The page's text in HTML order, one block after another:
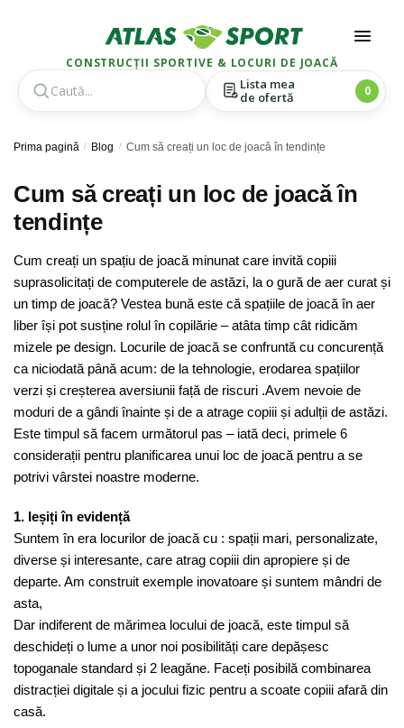
CONSTRUCȚII SPORTIVE & LOCURI DE JOACĂ
Lista mea
de ofertă
0
Prima pagină / Blog / Cum să creați un loc de joacă în tendințe
Cum să creați un loc de joacă în
tendințe
Cum creați un spațiu de joacă minunat care invită copiii
suprasolicitați de computerele de astăzi, la o gură de aer curat și
un timp de joacă? Vestea bună este că spațiile de joacă în aer
liber își pot susține rolul în copilărie – atâta timp cât ridicăm
mizele pe design. Locurile de joacă se confruntă cu concurență
ca niciodată până acum: de la tehnologie, erodarea spațiilor
verzi și creșterea aversiunii față de riscuri .Avem nevoie de
moduri de a gândi înainte și de a atrage copiii și adulții de astăzi.
Este timpul să facem următorul pas – iată deci, primele 6
considerații pentru planificarea unui loc de joacă pentru a se
potrivi vârstei noastre moderne.
1. Ieșiți în evidență
Suntem în era locurilor de joacă cu : spații mari, personalizate,
diverse și interesante, care atrag copiii din apropiere și de
departe. Am construit exemple inovatoare și suntem mândri de
asta,
Dar indiferent de mărimea locului de joacă, este timpul să
deschideți o lume a unor noi posibilități care depășesc
topoganale standard și 2 leagăne. Faceți posibilă combinarea
distracției digitale și a jocului fizic pentru a scoate copiii afară din
casă.